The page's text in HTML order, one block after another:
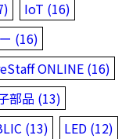
IoT (16)
(16)
ONLINE (16)
部品 (13)
(13)
LED (12)